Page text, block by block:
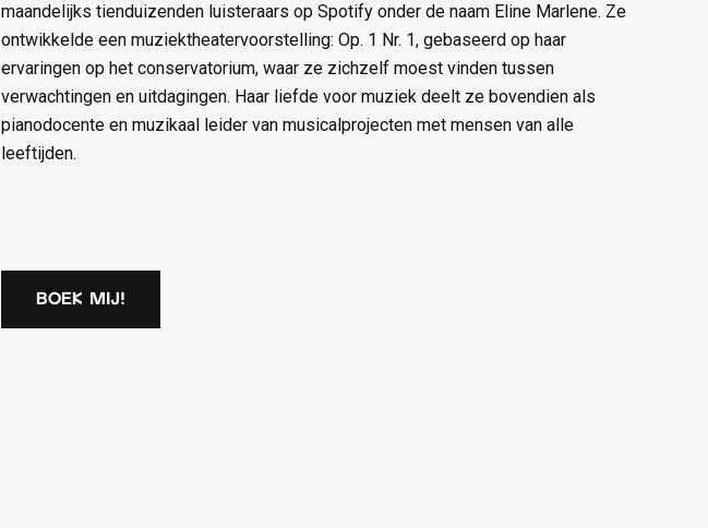
maandelijks tienduizenden luisteraars op Spotify onder de naam Eline Marlene. Ze
ontwikkelde een muziektheatervoorstelling: Op. 1 Nr. 1, gebaseerd op haar
ervaringen op het conservatorium, waar ze zichzelf moest vinden tussen
verwachtingen en uitdagingen. Haar liefde voor muziek deelt ze bovendien als
pianodocente en muzikaal leider van musicalprojecten met mensen van alle
leeftijden.
boek mij!